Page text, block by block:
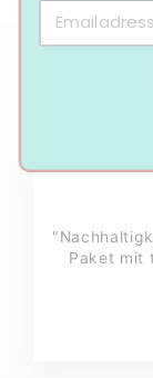
DAS
Paket mit